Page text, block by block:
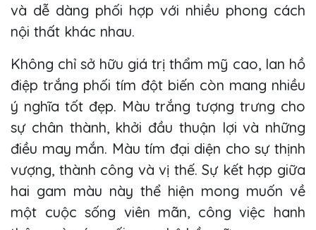
và dễ dàng phối hợp với nhiều phong cách
nội thất khác nhau.
Không chỉ sở hữu giá trị thẩm mỹ cao, lan hồ
điệp trắng phối tím đột biến còn mang nhiều
ý nghĩa tốt đẹp. Màu trắng tượng trưng cho
sự chân thành, khởi đầu thuận lợi và những
điều may mắn. Màu tím đại diện cho sự thịnh
vượng, thành công và vị thế. Sự kết hợp giữa
hai gam màu này thể hiện mong muốn về
một cuộc sống viên mãn, công việc hanh